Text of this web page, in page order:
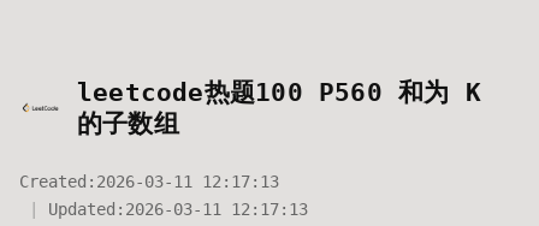
leetcode热题100 P560 和为 K
的子数组
Created: 2026-03-11 12:17:13
Updated: 2026-03-11 12:17:13